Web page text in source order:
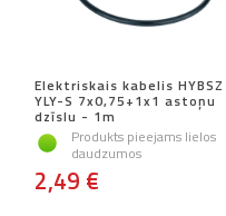
Elektriskais kabelis HYBSZ
YLY-S 7x0,75+1x1 astoņu
dzīslu - 1m
Produkts pieejams lielos
daudzumos
2,49 €